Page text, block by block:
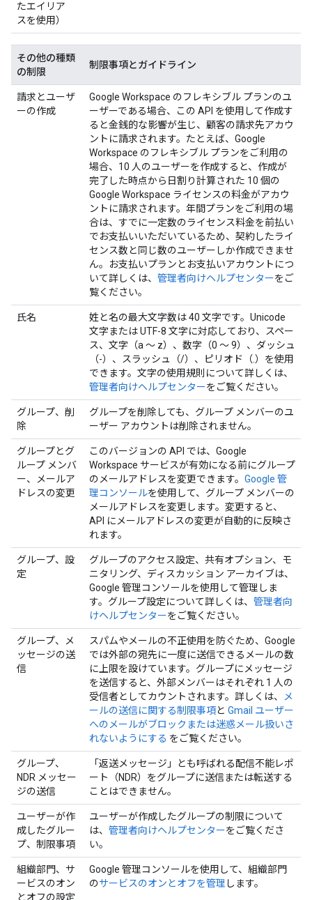
たエイリア
スを使用）
その他の種類
の制限
制限事項とガイドライン
請求とユーザ
ーの作成
Google Workspace のフレキシブル プランのユ
ーザーである場合、この API を使用して作成す
ると金銭的な影響が生じ、顧客の請求先アカウ
ントに請求されます。たとえば、Google
Workspace のフレキシブル プランをご利用の
場合、10 人のユーザーを作成すると、作成が
完了した時点から日割り計算された 10 個の
Google Workspace ライセンスの料金がアカウ
ントに請求されます。年間プランをご利用の場
合は、すでに一定数のライセンス料金を前払い
でお支払いいただいているため、契約したライ
センス数と同じ数のユーザーしか作成できませ
ん。お支払いプランとお支払いアカウントにつ
いて詳しくは、 管理者向けヘルプセンターをご
覧ください。
氏名
姓と名の最大文字数は 40 文字です。Unicode
文字または UTF-8 文字に対応しており、スペー
ス、文字（a ～ z）、数字（0 ～ 9）、ダッシュ
（-）、スラッシュ（/）、ピリオド（.）を使用
できます。文字の使用規則について詳しくは、
管理者向けヘルプセンターをご覧ください。
グループ、削
除
グループを削除しても、グループ メンバーのユ
ーザー アカウントは削除されません。
グループとグ
ループ メンバ
ー、メールア
ドレスの変更
このバージョンの API では、Google
Workspace サービスが有効になる前にグループ
のメールアドレスを変更できます。 Google 管
理コンソールを使用して、グループ メンバーの
メールアドレスを変更します。変更すると、
API にメールアドレスの変更が自動的に反映さ
れます。
グループ、設
定
グループのアクセス設定、共有オプション、モ
ニタリング、ディスカッション アーカイブは、
Google 管理コンソールを使用して管理しま
す。グループ設定について詳しくは、 管理者向
けヘルプセンターをご覧ください。
グループ、メ
ッセージの送
信
スパムやメールの不正使用を防ぐため、Google
では外部の宛先に一度に送信できるメールの数
に上限を設けています。グループにメッセージ
を送信すると、外部メンバーはそれぞれ 1 人の
受信者としてカウントされます。詳しくは、
メ
ールの送信に関する制限事項と Gmail ユーザー
へのメールがブロックまたは迷惑メール扱いさ
れないようにする をご覧ください。
グループ、
NDR メッセー
ジの送信
「返送メッセージ」とも呼ばれる配信不能レポ
ート（NDR）をグループに送信または転送する
ことはできません。
ユーザーが作
成したグルー
プ、制限事項
ユーザーが作成したグループの制限について
は、 管理者向けヘルプセンターをご覧くださ
い。
組織部門、サ
ービスのオン
とオフの設定
Google 管理コンソールを使用して、組織部門
のサービスのオンとオフを管理 します。